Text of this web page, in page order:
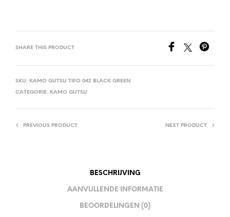
SHARE THIS PRODUCT
SKU: KAMO GUTSU TIFO 042 BLACK GREEN
CATEGORIE: KAMO GUTSU
PREVIOUS PRODUCT NEXT PRODUCT
BESCHRIJVING
AANVULLENDE INFORMATIE
BEOORDELINGEN (0)